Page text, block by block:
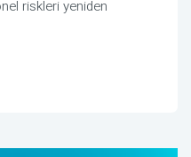
riskleri yeniden